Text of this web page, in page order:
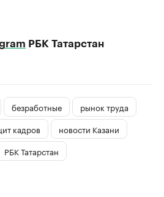
РБК Татарстан
безработные
рынок труда
кадров
новости Казани
РБК Татарстан